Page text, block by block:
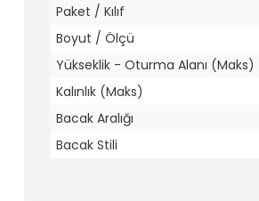
Paket / Kılıf
Boyut / Ölçü
Yükseklik - Oturma Alanı (Maks)
Kalınlık (Maks)
Bacak Aralığı
Bacak Stili